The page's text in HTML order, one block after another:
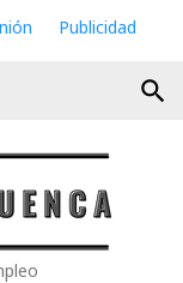
Publicidad
search